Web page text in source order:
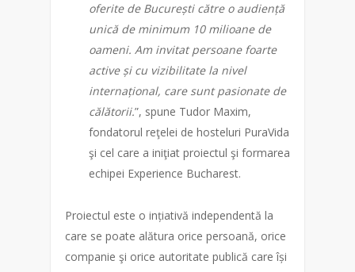
oferite de București către o audiență
unică de minimum 10 milioane de
oameni. Am invitat persoane foarte
active și cu vizibilitate la nivel
internațional, care sunt pasionate de
călătorii.”, spune Tudor Maxim,
fondatorul reţelei de hosteluri PuraVida
şi cel care a iniţiat proiectul şi formarea
echipei Experience Bucharest.
Proiectul este o ințiativă independentă la
care se poate alătura orice persoană, orice
companie şi orice autoritate publică care își